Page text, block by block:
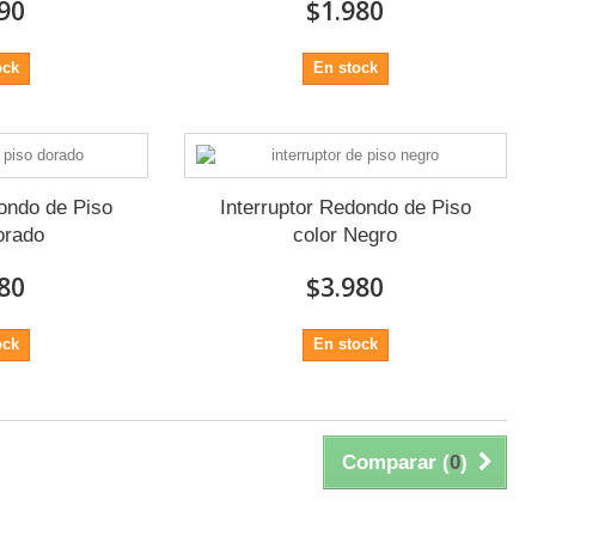
$1.980
En stock
de Piso
Interruptor Redondo de Piso
color Negro
$3.980
En stock
Comparar (0)